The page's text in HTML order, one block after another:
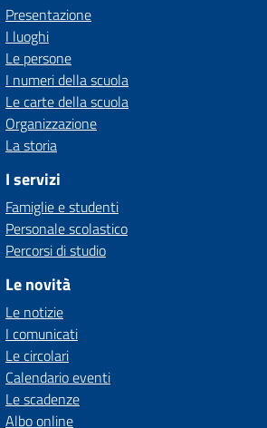
Presentazione
I luoghi
Le persone
I numeri della scuola
Le carte della scuola
Organizzazione
La storia
I servizi
Famiglie e studenti
Personale scolastico
Percorsi di studio
Le novità
Le notizie
I comunicati
Le circolari
Calendario eventi
Le scadenze
Albo online